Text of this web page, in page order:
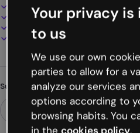
100% anpassbar
Audio, Video und Multimedia
Online präsentieren, teilen oder
Als PDF, MP4 und andere
Suchst du etwas anderes?
Your privacy
to us
We use our own
parties to allow for a
analyze our services
options according to
browsing habits. You